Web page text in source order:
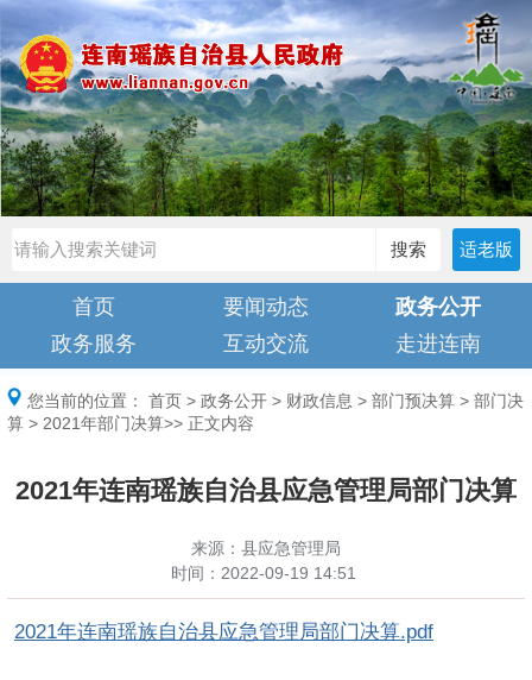
搜索 适老版
首页 要闻动态
政务公开
政务服务
互动交流 走进连南
您当前的位置： 首页 > 政务公开 > 财政信息 > 部门预决算 > 部门决
算 > 2021年部门决算>> 正文内容
2021年连南瑶族自治县应急管理局部门决算
来源：县应急管理局
时间： 2022-09-19 14:51
2021年连南瑶族自治县应急管理局部门决算.pdf